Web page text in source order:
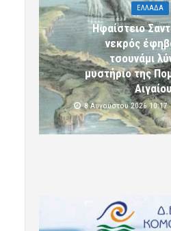
ΕΛΛΑΔΑ
Ηφαίστειο
νεκρός
τσουνάμι
μυστήριο της
8 Αυγούστου 2026 10:17